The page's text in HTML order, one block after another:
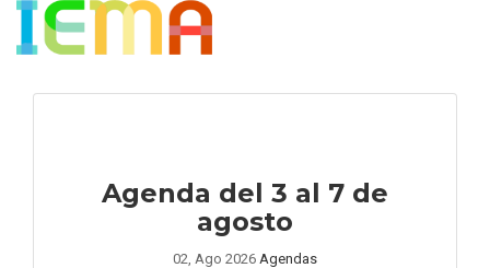
Agenda del 3 al 7 de
agosto
02, Ago 2026 Agendas